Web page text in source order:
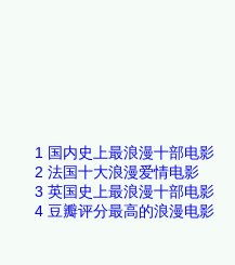
1 国内史上最浪漫十部电影
2 法国十大浪漫爱情电影
3 英国史上最浪漫十部电影
4 豆瓣评分最高的浪漫电影